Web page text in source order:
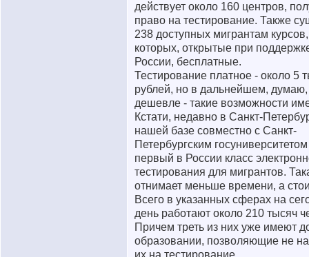
действует около 160 центров,
право на тестирование. Также
238 доступных мигрантам
которых, открытые при
России, бесплатные.
Тестирование платное - около 5
рублей, но в дальнейшем, думаю,
дешевле - такие возможности
Кстати, недавно в Санкт-
нашей базе совместно с Санкт-
Петербургским
первый в России класс
тестирования для мигрантов.
отнимает меньше времени, а
Всего в указанных сферах на
день работают около 210 тысяч
Причем треть из них уже имеют
образовании, позволяющие не
их на тестирование.